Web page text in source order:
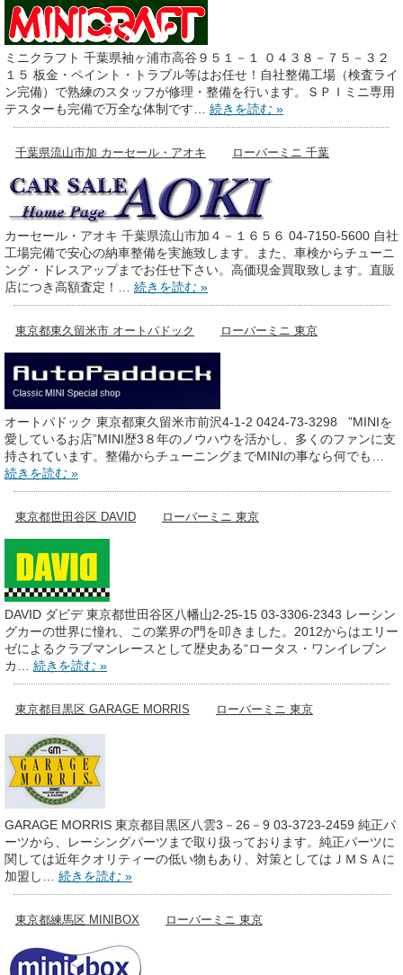
ミニクラフト 千葉県袖ヶ浦市高谷９５１－１ ０４３８－７５－３２
１５ 板金・ペイント・トラブル等はお任せ！自社整備工場（検査ライ
ン完備）で熟練のスタッフが修理・整備を行います。ＳＰＩミニ専用
テスターも完備で万全な体制です… 続きを読む »
千葉県流山市加 カーセール・アオキ ローバーミニ 千葉
カーセール・アオキ 千葉県流山市加４－１６５６ 04-7150-5600 自社
工場完備で安心の納車整備を実施致します。また、車検からチューニ
ング・ドレスアップまでお任せ下さい。高価現金買取致します。直販
店につき高額査定！… 続きを読む »
東京都東久留米市 オートパドック ローバーミニ 東京
オートパドック 東京都東久留米市前沢4-1-2 0424-73-3298 ”MINIを
愛しているお店”MINI歴3８年のノウハウを活かし、多くのファンに支
持されています。整備からチューニングまでMINIの事なら何でも…
続きを読む »
東京都世田谷区 DAVID ローバーミニ 東京
DAVID ダビデ 東京都世田谷区八幡山2-25-15 03-3306-2343 レーシン
グカーの世界に憧れ、この業界の門を叩きました。2012からはエリー
ゼによるクラブマンレースとして歴史ある“ロータス・ワンイレブン
カ… 続きを読む »
東京都目黒区 GARAGE MORRIS ローバーミニ 東京
GARAGE MORRIS 東京都目黒区八雲3－26－9 03-3723-2459 純正パ
ーツから、レーシングパーツまで取り扱っております。純正パーツに
関しては近年クオリティーの低い物もあり、対策としてはＪＭＳＡに
加盟し… 続きを読む »
東京都練馬区 MINIBOX ローバーミニ 東京